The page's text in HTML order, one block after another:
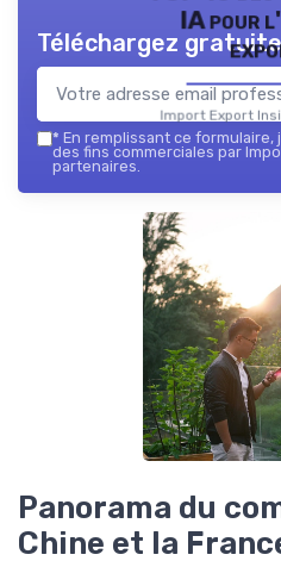
IA pour
Import Export
Téléchargez
* En remplissant ce formulaire,
des fins commerciales par
partenaires.
Panorama du
Chine et la